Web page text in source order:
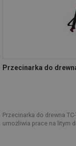
Przecinarka do
Przecinarka do drewna
umożliwia prace na litym